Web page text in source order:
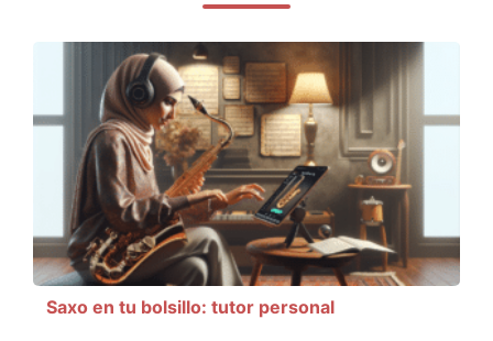
Saxo en tu bolsillo: tutor personal